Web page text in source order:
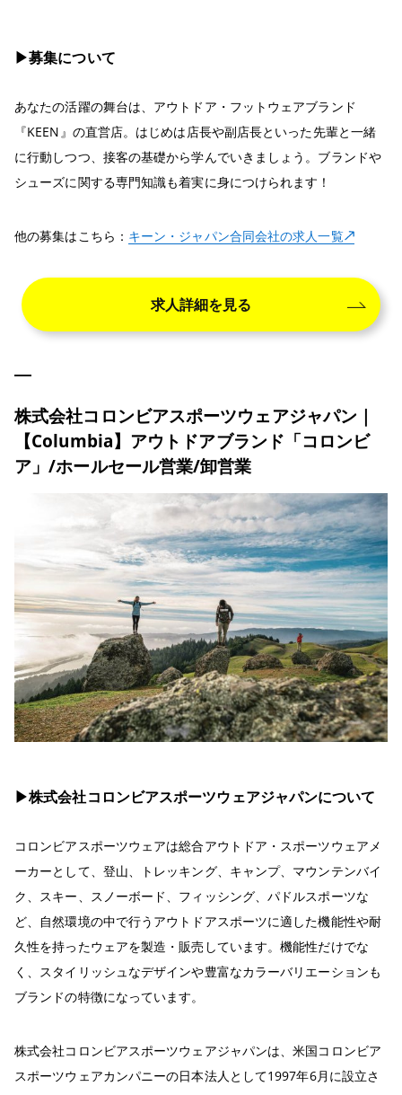
▶︎募集について
あなたの活躍の舞台は、アウトドア・フットウェアブランド
『KEEN』の直営店。はじめは店長や副店長といった先輩と一緒
に行動しつつ、接客の基礎から学んでいきましょう。ブランドや
シューズに関する専門知識も着実に身につけられます！
他の募集はこちら： キーン・ジャパン合同会社の求人一覧
求人詳細を見る
株式会社コロンビアスポーツウェアジャパン｜
【Columbia】アウトドアブランド「コロンビ
ア」/ホールセール営業/卸営業
▶︎株式会社コロンビアスポーツウェアジャパンについて
コロンビアスポーツウェアは総合アウトドア・スポーツウェアメ
ーカーとして、登山、トレッキング、キャンプ、マウンテンバイ
ク、スキー、スノーボード、フィッシング、パドルスポーツな
ど、自然環境の中で行うアウトドアスポーツに適した機能性や耐
久性を持ったウェアを製造・販売しています。機能性だけでな
く、スタイリッシュなデザインや豊富なカラーバリエーションも
ブランドの特徴になっています。
株式会社コロンビアスポーツウェアジャパンは、米国コロンビア
スポーツウェアカンパニーの日本法人として1997年6月に設立さ